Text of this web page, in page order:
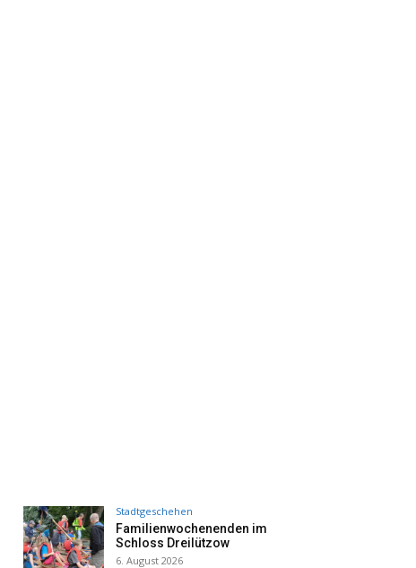
Stadtgeschehen
Familienwochenenden im
Schloss Dreilützow
6. August 2026